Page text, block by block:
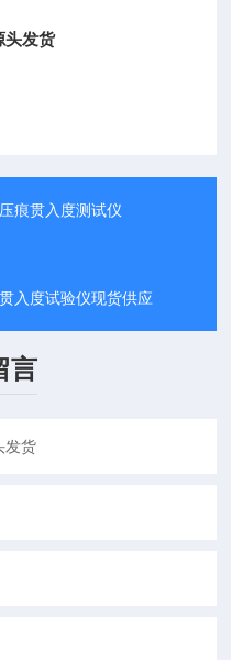
头发货
痕贯入度测试仪
入度试验仪现货供应
言